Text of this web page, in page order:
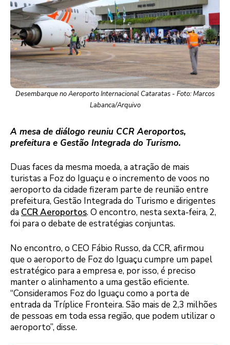
Desembarque no Aeroporto Internacional Cataratas - Foto: Marcos
Labanca/Arquivo
A mesa de diálogo reuniu CCR Aeroportos,
prefeitura e Gestão Integrada do Turismo.
Duas faces da mesma moeda, a atração de mais
turistas a Foz do Iguaçu e o incremento de voos no
aeroporto da cidade fizeram parte de reunião entre
prefeitura, Gestão Integrada do Turismo e dirigentes
da CCR Aeroportos. O encontro, nesta sexta-feira, 2,
foi para o debate de estratégias conjuntas.
No encontro, o CEO Fábio Russo, da CCR, afirmou
que o aeroporto de Foz do Iguaçu cumpre um papel
estratégico para a empresa e, por isso, é preciso
manter o alinhamento a uma gestão eficiente.
“Consideramos Foz do Iguaçu como a porta de
entrada da Tríplice Fronteira. São mais de 2,3 milhões
de pessoas em toda essa região, que podem utilizar o
aeroporto”, disse.